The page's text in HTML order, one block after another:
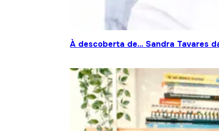
À descoberta de… Sandra Tavares